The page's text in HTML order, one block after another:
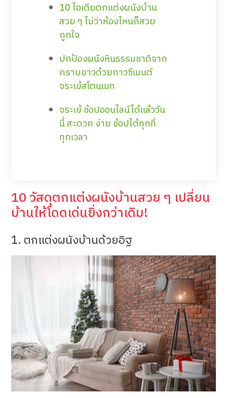
10 ไอเดียตกแต่งผนังบ้าน
สวย ๆ ไม่ว่าห้องไหนก็สวย
ถูกใจ
ปกป้องผนังหินธรรมชาติจาก
คราบขาวด้วยกาวซีเมนต์
จระเข้สโตนเมท
จระเข้ ช้อปออนไลน์ได้แล้ววัน
นี้ สะดวก ง่าย ช้อปได้ทุกที่
ทุกเวลา
10 วัสดุตกแต่งผนังบ้านสวย ๆ เปลี่ยน
บ้านให้โดดเด่นยิ่งกว่าเดิม!
1. ตกแต่งผนังบ้านด้วยอิฐ